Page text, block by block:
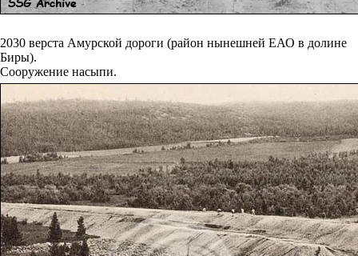
2030 верста Амурской дороги (район нынешней ЕАО в долине
Биры).
Сооружение насыпи.